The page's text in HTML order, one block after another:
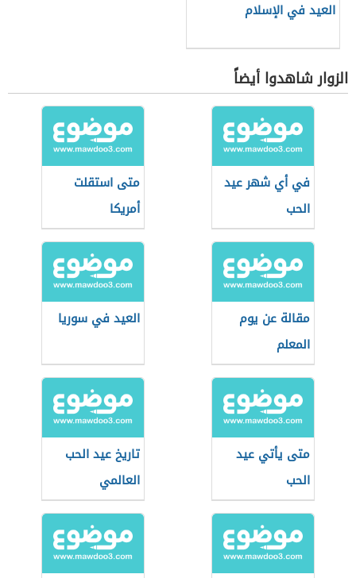
العيد في الإسلام
الزوار شاهدوا أيضاً
في أي شهر عيد
الحب
متى استقلت
أمريكا
مقالة عن يوم
المعلم
العيد في سوريا
متى يأتي عيد
الحب
تاريخ عيد الحب
العالمي